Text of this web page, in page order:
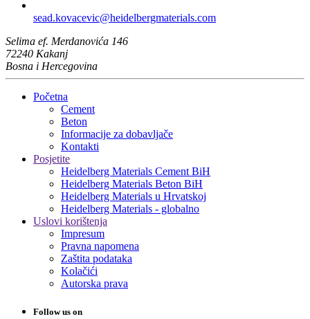
sead.kovacevic​@heidelbergmaterials.com
Selima ef. Merdanovića 146
72240 Kakanj
Bosna i Hercegovina
Početna
Cement
Beton
Informacije za dobavljače
Kontakti
Posjetite
Heidelberg Materials Cement BiH
Heidelberg Materials Beton BiH
Heidelberg Materials u Hrvatskoj
Heidelberg Materials - globalno
Uslovi korištenja
Impresum
Pravna napomena
Zaštita podataka
Kolačići
Autorska prava
Follow us on